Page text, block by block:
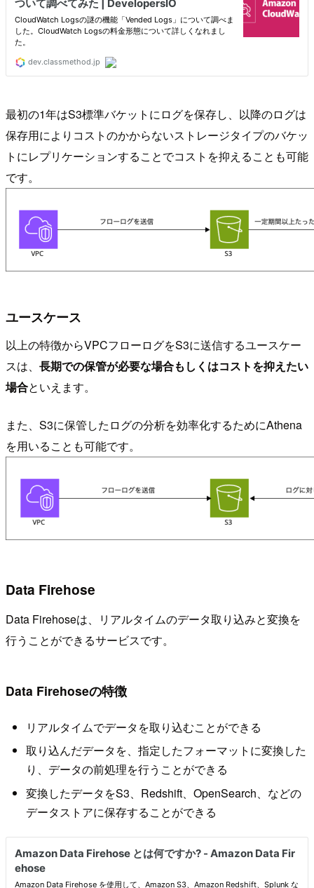
最初の1年はS3標準バケットにログを保存し、以降のログは
保存用によりコストのかからないストレージタイプのバケッ
トにレプリケーションすることでコストを抑えることも可能
です。
ユースケース
以上の特徴からVPCフローログをS3に送信するユースケー
スは、 長期での保管が必要な場合もしくはコストを抑えたい
場合といえます。
また、S3に保管したログの分析を効率化するためにAthena
を用いることも可能です。
Data Firehose
Data Firehoseは、リアルタイムのデータ取り込みと変換を
行うことができるサービスです。
Data Firehoseの特徴
リアルタイムでデータを取り込むことができる
取り込んだデータを、指定したフォーマットに変換した
り、データの前処理を行うことができる
変換したデータをS3、Redshift、OpenSearch、などの
データストアに保存することができる